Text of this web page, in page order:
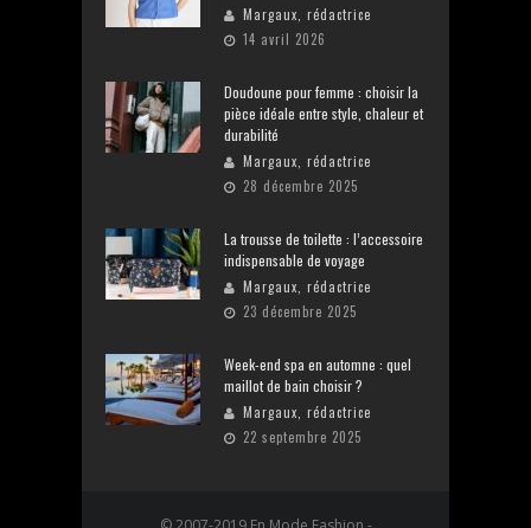
Margaux, rédactrice
14 avril 2026
Doudoune pour femme : choisir la
pièce idéale entre style, chaleur et
durabilité
Margaux, rédactrice
28 décembre 2025
La trousse de toilette : l’accessoire
indispensable de voyage
Margaux, rédactrice
23 décembre 2025
Week-end spa en automne : quel
maillot de bain choisir ?
Margaux, rédactrice
22 septembre 2025